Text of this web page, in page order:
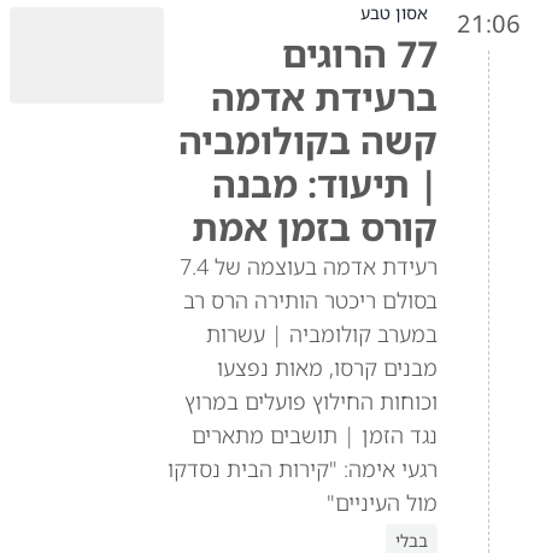
21:06 אסון טבע
77 הרוגים
ברעידת אדמה
קשה בקולומביה
| תיעוד: מבנה
קורס בזמן אמת
רעידת אדמה בעוצמה של 7.4
בסולם ריכטר הותירה הרס רב
במערב קולומביה | עשרות
מבנים קרסו, מאות נפצעו
וכוחות החילוץ פועלים במרוץ
נגד הזמן | תושבים מתארים
רגעי אימה: "קירות הבית נסדקו
מול העיניים"
בבלי